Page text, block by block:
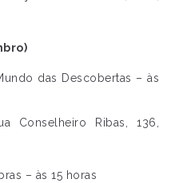
das Descobertas – às
Conselheiro Ribas, 136,
– às 15 horas